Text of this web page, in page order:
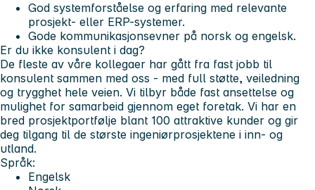
God systemforståelse og erfaring med relevante
prosjekt- eller ERP-systemer.
Gode kommunikasjonsevner på norsk og engelsk.
Er du ikke konsulent i dag?
De fleste av våre kollegaer har gått fra fast jobb til
konsulent sammen med oss - med full støtte, veiledning
og trygghet hele veien. Vi tilbyr både fast ansettelse og
mulighet for samarbeid gjennom eget foretak. Vi har en
bred prosjektportfølje blant 100 attraktive kunder og gir
deg tilgang til de største ingeniørprosjektene i inn- og
utland.
Språk:
Engelsk